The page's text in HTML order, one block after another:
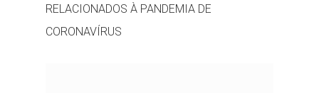
RELACIONADOS À PANDEMIA DE
CORONAVÍRUS